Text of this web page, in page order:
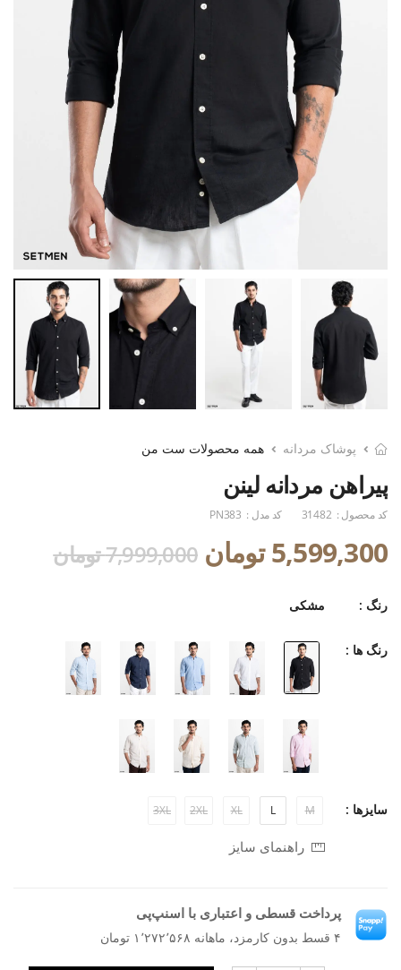
پوشاک مردانه همه محصولات ست من
پیراهن مردانه لینن
کد محصول : 31482 کد مدل : PN383
5,599,300 تومان 7,999,000 تومان
رنگ : مشکی
رنگ ها :
سایزها : M
L
XL
2XL
3XL
راهنمای سایز
پرداخت قسطی و اعتباری با اسنپ‌پی
۴ قسط بدون کارمزد، ماهانه ۱٬۲۷۲٬۵۶۸ تومان